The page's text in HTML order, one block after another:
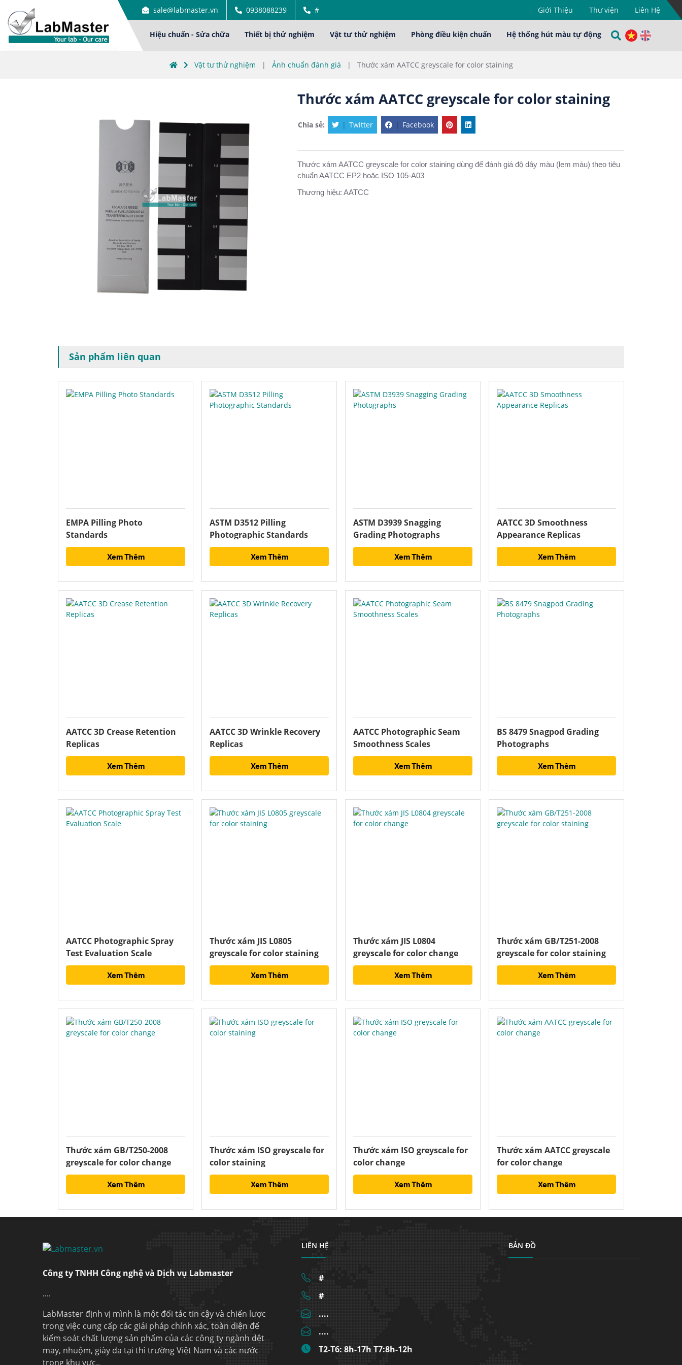
sale@labmaster.vn 0938088239 # Giới Thiệu Thư viện Liên Hệ
Hiệu chuẩn - Sửa chữa Thiết bị thử nghiệm Vật tư thử nghiệm Phòng điều kiện chuẩn Hệ thống hút màu tự động
Vật tư thử nghiệm | Ảnh chuẩn đánh giá | Thước xám AATCC greyscale for color staining
Thước xám AATCC greyscale for color staining
Chia sẻ: | Twitter | Facebook
Thước xám AATCC greyscale for color staining dùng để đánh giá độ dây màu (lem màu) theo tiêu
chuẩn AATCC EP2 hoặc ISO 105-A03
Thương hiệu: AATCC
Sản phẩm liên quan
EMPA Pilling Photo
Standards
Xem Thêm
ASTM D3512 Pilling
Photographic Standards
Xem Thêm
ASTM D3939 Snagging
Grading Photographs
Xem Thêm
AATCC 3D Smoothness
Appearance Replicas
Xem Thêm
AATCC 3D Crease Retention
Replicas
Xem Thêm
AATCC 3D Wrinkle Recovery
Replicas
Xem Thêm
AATCC Photographic Seam
Smoothness Scales
Xem Thêm
BS 8479 Snagpod Grading
Photographs
Xem Thêm
AATCC Photographic Spray
Test Evaluation Scale
Xem Thêm
Thước xám JIS L0805
greyscale for color staining
Xem Thêm
Thước xám JIS L0804
greyscale for color change
Xem Thêm
Thước xám GB/T251-2008
greyscale for color staining
Xem Thêm
Thước xám GB/T250-2008
greyscale for color change
Xem Thêm
Thước xám ISO greyscale for
color staining
Xem Thêm
Thước xám ISO greyscale for
color change
Xem Thêm
Thước xám AATCC greyscale
for color change
Xem Thêm
Công ty TNHH Công nghệ và Dịch vụ Labmaster
....
LabMaster định vị mình là một đối tác tin cậy và chiến lược
trong việc cung cấp các giải pháp chính xác, toàn diện để
kiểm soát chất lượng sản phẩm của các công ty ngành dệt
may, nhuộm, giày da tại thì trường Việt Nam và các nước
trong khu vực..
LIÊN HỆ
#
#
....
....
T2-T6: 8h-17h T7:8h-12h
BẢN ĐỒ